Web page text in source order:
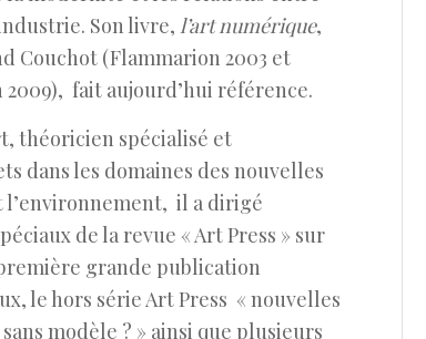
Son livre, l’art numérique,
Couchot (Flammarion 2003 et
2009), fait aujourd’hui référence.
théoricien spécialisé et
dans les domaines des nouvelles
l’environnement, il a dirigé
de la revue « Art Press » sur
grande publication
le hors série Art Press « nouvelles
modèle ? » ainsi que plusieurs